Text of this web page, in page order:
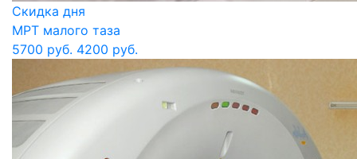
Скидка дня
МРТ малого таза
5700 руб. 4200 руб.